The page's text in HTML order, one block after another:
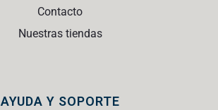
Contacto
Nuestras tiendas
AYUDA Y SOPORTE